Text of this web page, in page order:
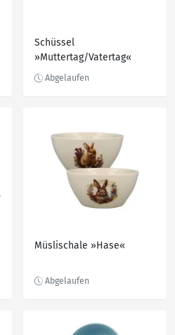
Schüssel
»Muttertag/Vatertag«
Müslischale »Hase«